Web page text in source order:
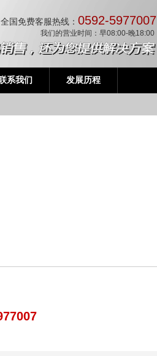
全国免费客服热线： 0592-5977007
我们的营业时间：早08:00-晚18:00
系我们 发展历程